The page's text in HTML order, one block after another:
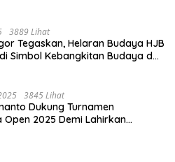
3889 Lihat
Tegaskan, Helaran Budaya HJB
Simbol Kebangkitan Budaya dan
3845 Lihat
Dukung Turnamen
Open 2025 Demi Lahirkan